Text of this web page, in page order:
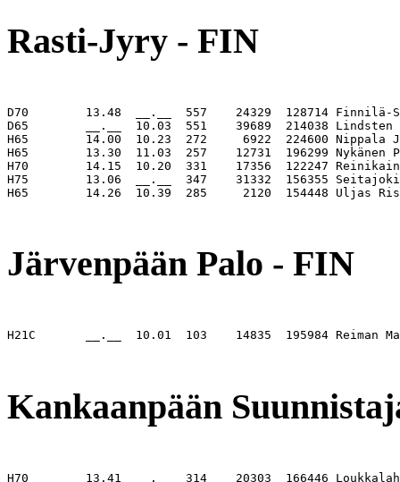
Rasti-Jyry - FIN
D70        13.48  __.__  557    24329  128714
D65        __.__  10.03  551    39689  214038
H65        14.00  10.23  272     6922  224600
H65        13.30  11.03  257    12731  196299
H70        14.15  10.20  331    17356  122247
H75        13.06  __.__  347    31332  156355
H65        14.26  10.39  285     2120  154448
Järvenpään Palo - FIN
H21C       __.__  10.01  103    14835  195984
Kankaanpään
H70        13.41  __.__  314    20303  166446